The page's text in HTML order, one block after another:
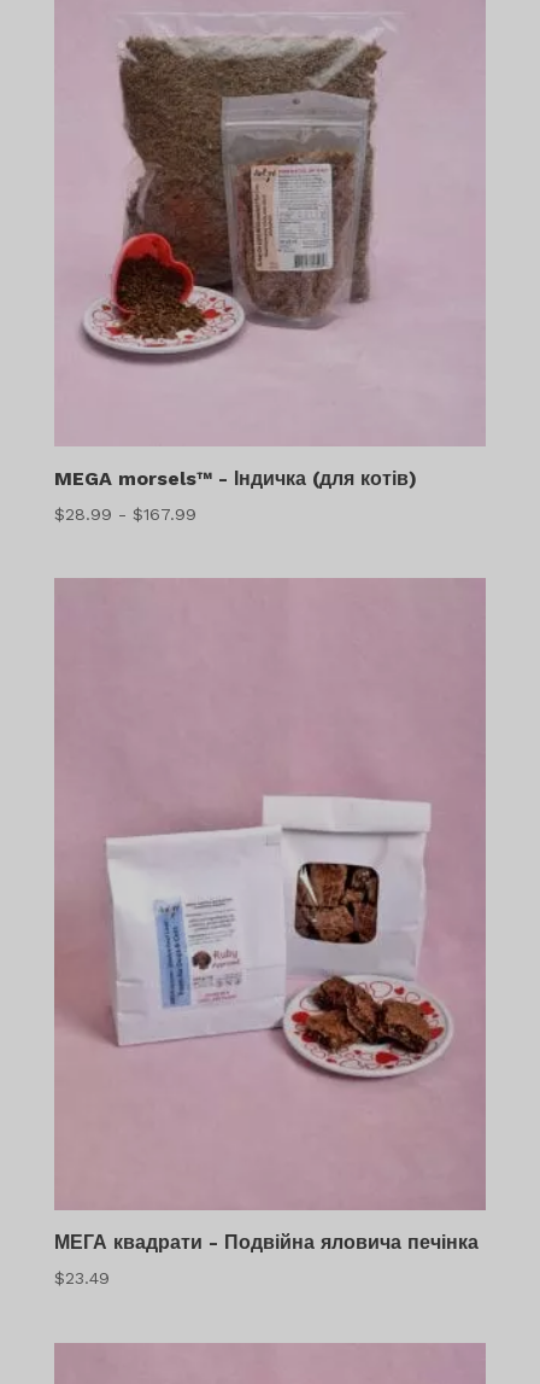
MEGA morsels™ - Індичка (для котів)
$28.99 - $167.99Діапазон
МЕГА квадрати - Подвійна яловича печінка
$23.49